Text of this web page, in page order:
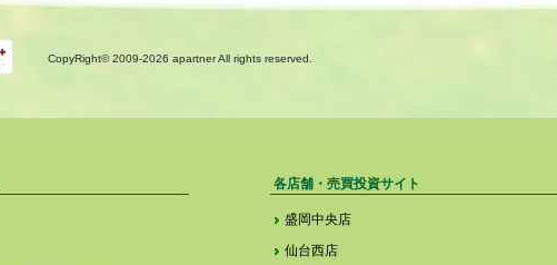
CopyRight© 2009-2026 apartner All rights reserved.
各店舗・売買投資サイト
盛岡中央店
仙台西店